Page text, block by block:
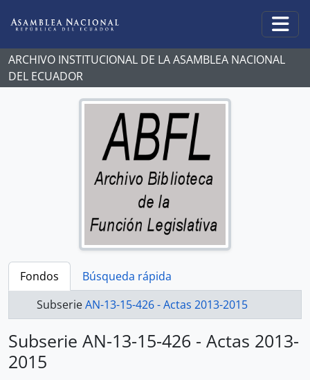
ARCHIVO INSTITUCIONAL DE LA ASAMBLEA NACIONAL
DEL ECUADOR
Fondos
Búsqueda rápida
SubserieAN-13-15-426 - Actas 2013-2015
Subserie AN-13-15-426 - Actas 2013-
2015